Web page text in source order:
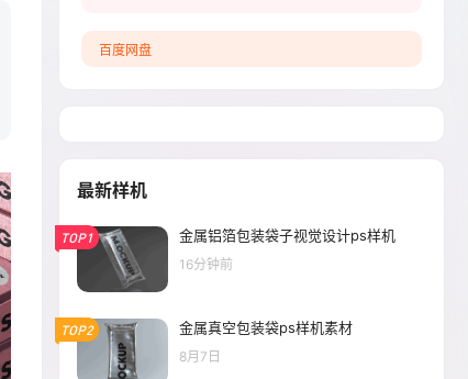
百度网盘
最新样机
TOP1 金属铝箔包装袋子视觉设计ps样机
16分钟前
TOP2 金属真空包装袋ps样机素材
8月7日